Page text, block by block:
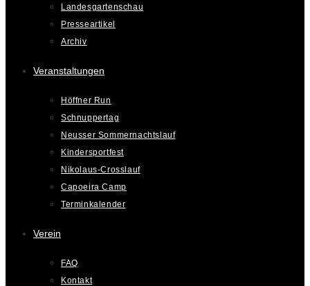
Landesgartenschau
Presseartikel
Archiv
Veranstaltungen
Höffner Run
Schnuppertag
Neusser Sommernachtslauf
Kindersportfest
Nikolaus-Crosslauf
Capoeira Camp
Terminkalender
Verein
FAQ
Kontakt